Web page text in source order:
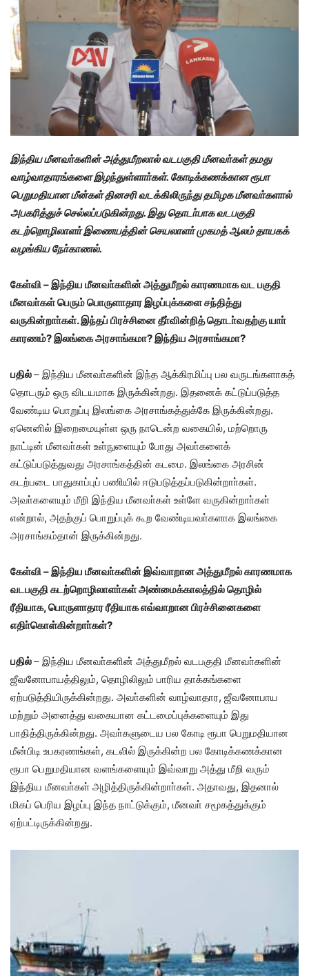
இந்திய மீனவா்களின் அத்துமீறலால் வடபகுதி மீனவா்கள் தமது
வாழ்வாதாரங்களை இழந்துள்ளாா்கள். கோடிக்கணக்கான ரூபா
பெறுமதியான மீன்கள் தினசரி வடக்கிலிருந்து தமிழக மீனவா்களால்
அபகரித்துச் செல்லப்படுகின்றது.இது தொடா்பாக வடபகுதி
கடற்றொழிலாளா் இணையத்தின் செயலாளா் முகமத் ஆலம் தாயகக்
வழங்கிய நோ்காணல்.
கேள்வி–இந்திய மீனவா்களின் அத்துமீறல் காரணமாக வட பகுதி
மீனவா்கள் பெரும் பொருளாதார இழப்புக்களை சந்தித்து
வருகின்றாா்கள்.இந்தப் பிரச்சினை தீா்வின்றித் தொடா்வதற்கு யாா்
காரணம்?இலங்கை அரசாங்கமா?இந்திய அரசாங்கமா?
பதில்– இந்திய மீனவா்களின் இந்த ஆக்கிரமிப்பு பல வருடங்களாகத்
தொடரும் ஒரு விடயமாக இருக்கின்றது. இதனைக் கட்டுப்படுத்த
வேண்டிய பொறுப்பு இலங்கை அரசாங்கத்துக்கே இருக்கின்றது.
ஏனெனில் இறைமையுள்ள ஒரு நாடென்ற வகையில், மற்றொரு
நாட்டின் மீனவா்கள் உள்நுளையும் போது அவா்களைக்
கட்டுப்படுத்துவது அரசாங்கத்தின் கடமை. இலங்கை அரசின்
கடற்படை பாதுகாப்புப் பணியில் ஈடுபடுத்தப்படுகின்றாா்கள்.
அவா்களையும் மீறி இந்திய மீனவா்கள் உள்ளே வருகின்றாா்கள்
என்றால், அதற்குப் பொறுப்புக் கூற வேண்டியவா்களாக இலங்கை
அரசாங்கம்தான் இருக்கின்றது.
கேள்வி–இந்திய மீனவா்களின் இவ்வாறான அத்துமீறல் காரணமாக
வடபகுதி கடற்றொழிலாளா்கள் அண்மைக்காலத்தில் தொழில்
ரீதியாக,பொருளாதார ரீதியாக எவ்வாறான பிரச்சினைகளை
எதிா்கொள்கின்றாா்கள்?
பதில்– இந்திய மீனவா்களின் அத்துமீறல் வடபகுதி மீனவா்களின்
ஜீவனோபாயத்திலும், தொழிலிலும் பாரிய தாக்கங்களை
ஏற்படுத்தியிருக்கின்றது. அவா்களின் வாழ்வாதார, ஜீவனோபாய
மற்றும் அனைத்து வகையான கட்டமைப்புக்களையும் இது
பாதித்திருக்கின்றது. அவா்களுடைய பல கோடி ரூபா பெறுமதியான
மீன்பிடி உபகரணங்கள், கடலில் இருக்கின்ற பல கோடிக்கணக்கான
ரூபா பெறுமதியான வளங்களையும் இவ்வாறு அத்து மீறி வரும்
இந்திய மீனவா்கள் அழித்திருக்கின்றாா்கள். அதாவது, இதனால்
மிகப் பெரிய இழப்பு இந்த நாட்டுக்கும், மீனவா் சமூகத்துக்கும்
ஏற்பட்டிருக்கின்றது.